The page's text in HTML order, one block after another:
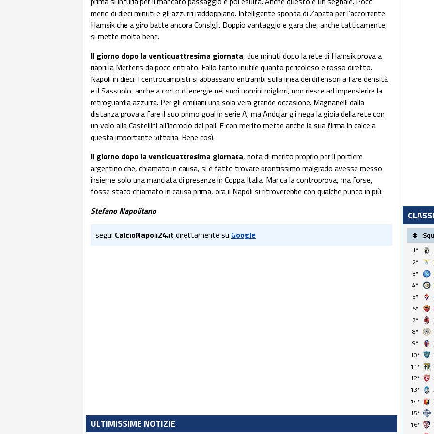
meno di dieci minuti e gli azzurri raddoppiano. Intelligente sponda di Zapata per l’accorrente
Hamsik che a giro batte ancora Consigli. Doppio vantaggio e gara che, anche tatticamente,
si mette molto bene.
Il giorno dopo la ventiquattresima giornata, due minuti dopo la rete di Hamsik prova a
riaprirla Mertens da poco entrato. Fallo tanto inutile quanto pericoloso e rosso diretto.
Napoli in dieci. I centrocampisti si abbassano entrambi sulla linea dei difensori a fare densità
e il Sassuolo, anche a corto di energie nei suoi uomini migliori, non riesce ad impensierire la
retroguardia azzurra. Per gli emiliani una sola vera grande occasione. Magnanelli dalla
distanza prova a fare il suo primo goal in serie A, ma Andujar gli nega la gioia della rete con
un volo alla Castellini all’incrocio dei pali. E con merito mette anche la sua firma in calce a
questa importante vittoria. Bene così.
Il giorno dopo la ventiquattresima giornata, nota di merito proprio per il portiere
argentino che, chiamato in causa, si è fatto trovare prontissimo malgrado avesse messo
insieme solo una manciata di presenze in Coppa Italia. Manca la controprova, ma forse,
fosse stato chiamato in causa prima, ora il Napoli si ritroverebbe con qualche punto in più.
Stefano Napolitano
segui CalcioNapoli24.it direttamente su Google
ULTIMISSIME NOTIZIE
#
1º
2º
3º
4º
5º
6º
7º
8º
9º
10º
11º
12º
13º
14º
15º
16º